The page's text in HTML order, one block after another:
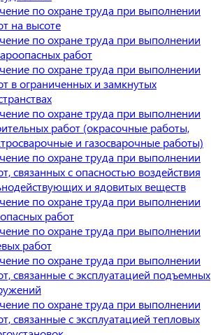
по охране труда при выполнении
на высоте
по охране труда при выполнении
работ
по охране труда при выполнении
в ограниченных и замкнутых
по охране труда при выполнении
работ (окрасочные работы,
и газосварочные работы)
по охране труда при выполнении
связанных с опасностью воздействия
и ядовитых веществ
по охране труда при выполнении
работ
по охране труда при выполнении
работ
по охране труда при выполнении
связанные с эксплуатацией подъемных
по охране труда при выполнении
связанные с эксплуатацией тепловых